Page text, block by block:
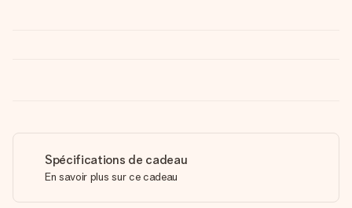
Spécifications de cadeau
En savoir plus sur ce cadeau